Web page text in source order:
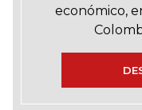
económico,